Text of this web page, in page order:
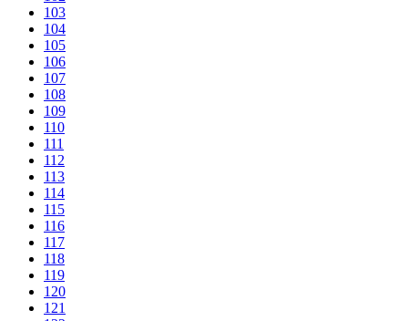
103
104
105
106
107
108
109
110
111
112
113
114
115
116
117
118
119
120
121